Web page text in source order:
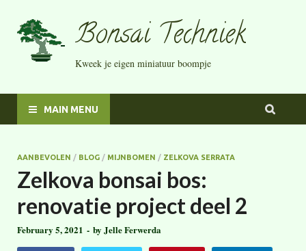
Bonsai Techniek
Kweek je eigen miniatuur boompje
MAIN MENU
AANBEVOLEN / BLOG / MIJNBOMEN / ZELKOVA SERRATA
Zelkova bonsai bos:
renovatie project deel 2
February 5, 2021 - by Jelle Ferwerda